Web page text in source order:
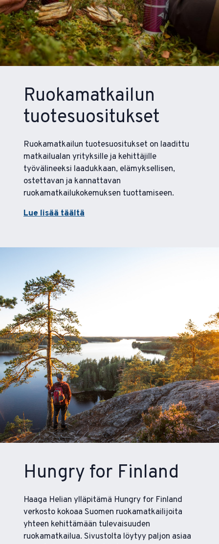
Ruokamatkailun
tuotesuositukset
Ruokamatkailun tuotesuositukset on laadittu
matkailualan yrityksille ja kehittäjille
työvälineeksi laadukkaan, elämyksellisen,
ostettavan ja kannattavan
ruokamatkailukokemuksen tuottamiseen.
Lue lisää täältä
Hungry for Finland
Haaga Helian ylläpitämä Hungry for Finland
verkosto kokoaa Suomen ruokamatkailijoita
yhteen kehittämään tulevaisuuden
ruokamatkailua. Sivustolta löytyy paljon asiaa